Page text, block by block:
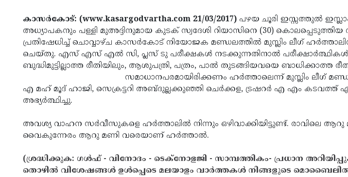
കാസര്‍കോട്: (www.kasargodvartha.com 21/03/2017) പഴയ ചൂരി ഇസ്സത്തുല്‍
അധ്യാപകനും പള്ളി മുഅദ്ദിനുമായ കുടക് സ്വദേശി റിയാസിനെ (30)
പ്രതിഷേധിച്ച് ചൊവ്വാഴ്ച കാസര്‍കോട് നിയോജക മണ്ഡലത്തില്‍ മുസ്ലിം ലീഗ്
ചെയ്തു. എസ് എസ് എല്‍ സി, പ്ലസ് ടു പരീക്ഷകള്‍ നടക്കുന്നതിനാല്‍
ബുദ്ധിമുട്ടില്ലാത്ത രീതിയിലും, ആശുപത്രി, പത്രം, പാല്‍ തുടങ്ങിയവയെ ബാധിക്കാത്ത
സമാധാനപരമായിരിക്കണം ഹര്‍ത്താലെന്ന് മുസ്ലിം ലീഗ്
എ മഹ് മൂദ് ഹാജി, സെക്രട്ടറി അബ്ദുല്ലക്കുഞ്ഞി ചെര്‍ക്കള, ട്രഷറര്‍ എ എം കടവത്ത്
അഭ്യര്‍ത്ഥിച്ചു.
അവശ്യ വാഹന സര്‍വീസുകളെ ഹര്‍ത്താലില്‍ നിന്നും ഒഴിവാക്കിയിട്ടുണ്ട്. രാവിലെ
വൈകുന്നേരം ആറു മണി വരെയാണ് ഹര്‍ത്താല്‍.
(ശ്രദ്ധിക്കുക: ഗൾഫ് - വിനോദം - ടെക്നോളജി - സാമ്പത്തികം- പ്രധാന
തൊഴിൽ വിശേഷങ്ങൾ ഉൾപ്പെടെ മലയാളം വാർത്തകൾ നിങ്ങളുടെ മൊബൈലിൽ